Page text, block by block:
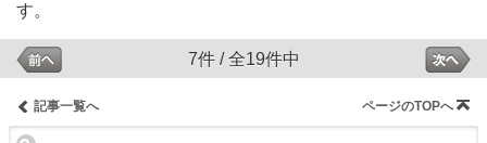
す。
7件 / 全19件中
記事一覧へ ページのTOPへ